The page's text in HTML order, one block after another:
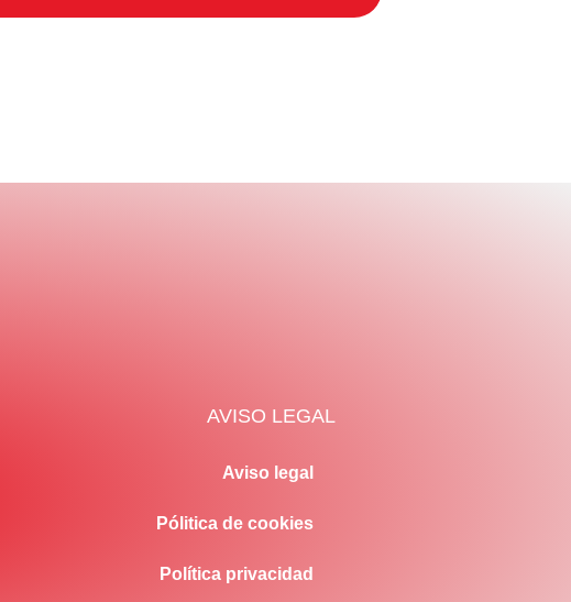
AVISO LEGAL
Aviso legal
Pólitica de cookies
Política privacidad